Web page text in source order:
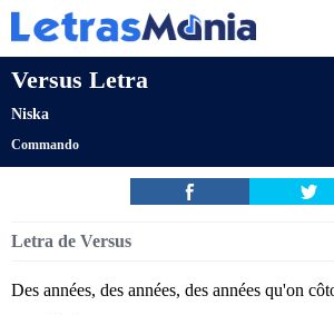
Versus Letra
Niska
Commando
Letra de Versus
Des années, des années, des années qu'on